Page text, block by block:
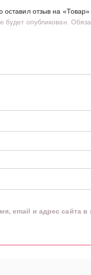
оставил отзыв на «Товар»
опубликован.
email и адрес сайта